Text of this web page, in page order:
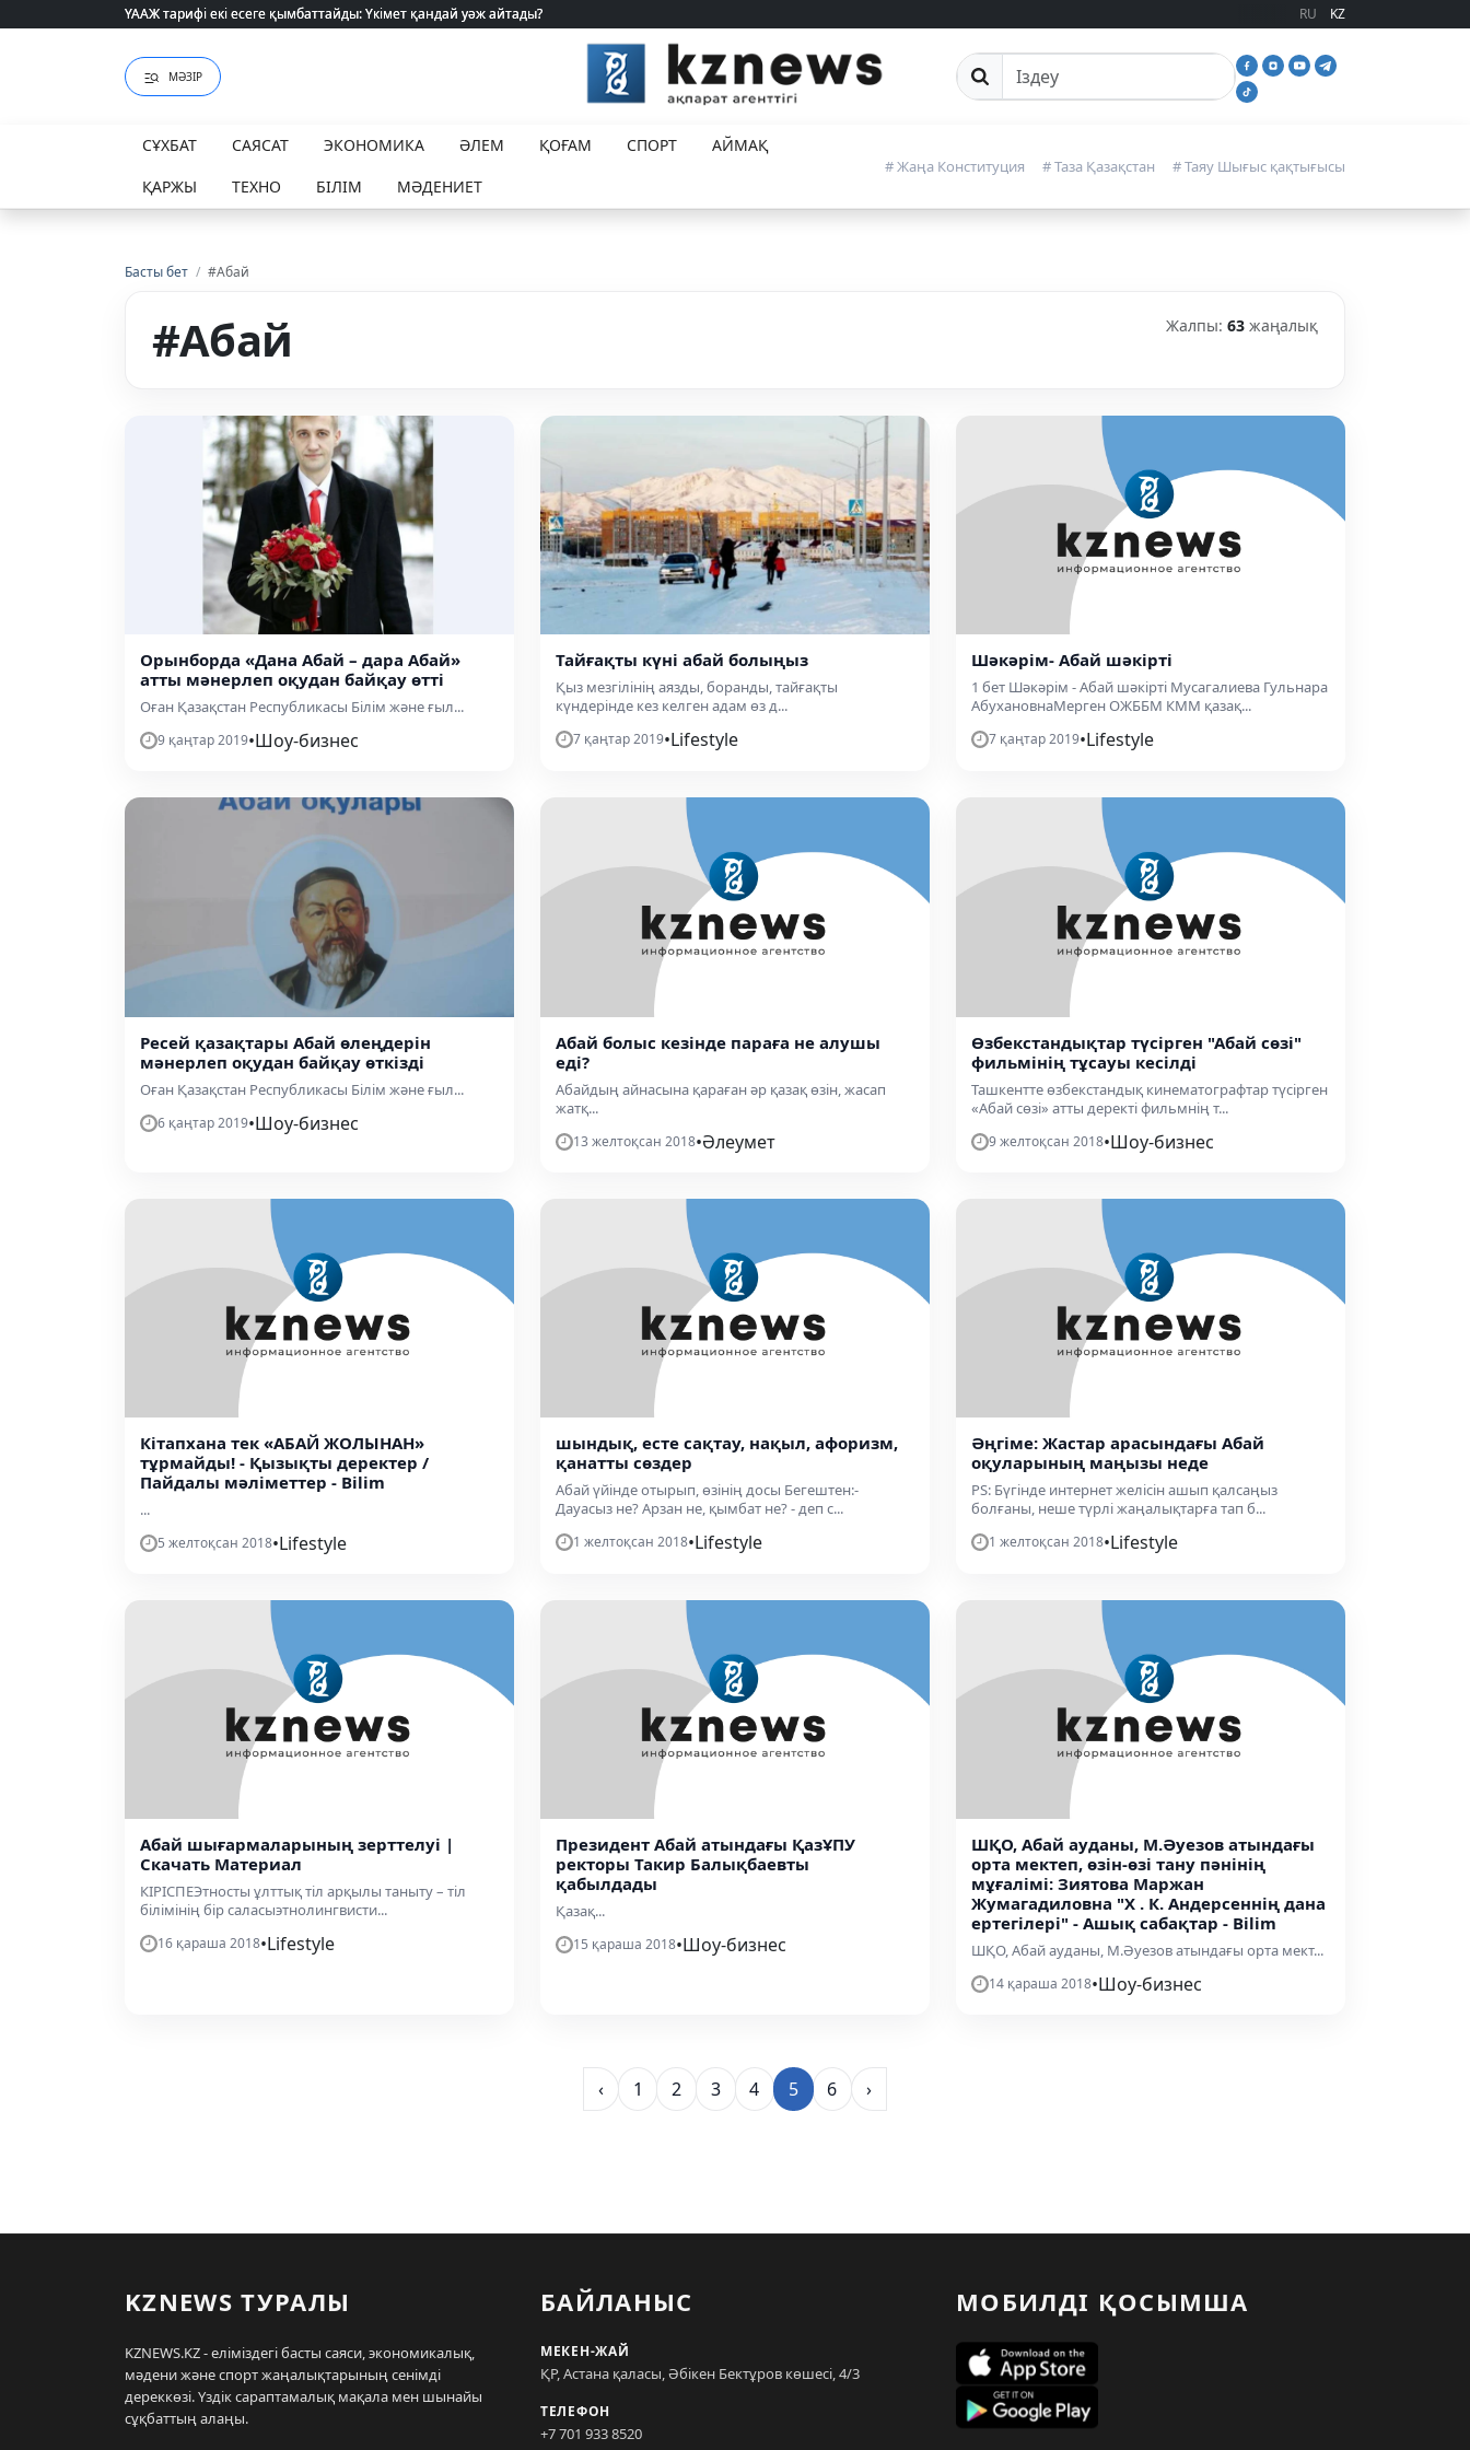
ҮААЖ тарифі екі есеге қымбаттайды: Үкімет қандай уәж айтады?
ҮААЖ тарифі екі есеге қымбаттайды: Үкімет қандай уәж айтады? RU KZ
МӘЗІР Сайттан іздеу
СҰХБАТ САЯСАТ ЭКОНОМИКА ӘЛЕМ ҚОҒАМ СПОРТ
АЙМАҚ
ҚАРЖЫ
ТЕХНО БІЛІМ МӘДЕНИЕТ
# Жаңа Конституция # Таза Қазақстан # Таяу Шығыс қақтығысы
Басты бет / #Абай
#Абай Жалпы: 63 жаңалық
Орынборда «Дана Абай – дара Абай»
атты мәнерлеп оқудан байқау өтті
Оған Қазақстан Республикасы Білім және ғыл...
9 қаңтар 2019•Шоу-бизнес
Тайғақты күні абай болыңыз
Қыз мезгілінің аязды, боранды, тайғақты
күндерінде кез келген адам өз д...
7 қаңтар 2019•Lifestyle
Шәкәрім- Абай шәкірті
1 бет Шəкəрім - Абай шəкірті Мусагалиева Гульнара
АбухановнаМерген ОЖББМ КММ қазақ...
7 қаңтар 2019•Lifestyle
Ресей қазақтары Абай өлеңдерін
мәнерлеп оқудан байқау өткізді
Оған Қазақстан Республикасы Білім және ғыл...
6 қаңтар 2019•Шоу-бизнес
Абай болыс кезінде параға не алушы
еді?
Абайдың айнасына қараған әр қазақ өзін, жасап
жатқ...
13 желтоқсан 2018•Әлеумет
Өзбекстандықтар түсірген "Абай сөзі"
фильмінің тұсауы кесілді
Ташкентте өзбекстандық кинематографтар түсірген
«Абай сөзі» атты деректі фильмнің т...
9 желтоқсан 2018•Шоу-бизнес
Кітапхана тек «АБАЙ ЖОЛЫНАН»
тұрмайды! - Қызықты деректер /
Пайдалы мәліметтер - Bilim
...
5 желтоқсан 2018•Lifestyle
шындық, есте сақтау, нақыл, афоризм,
қанатты сөздер
Абай үйінде отырып, өзінің досы Бегештен:-
Дауасыз не? Арзан не, қымбат не? - деп с...
1 желтоқсан 2018•Lifestyle
Әңгіме: Жастар арасындағы Абай
оқуларының маңызы неде
PS: Бүгінде интернет желісін ашып қалсаңыз
болғаны, неше түрлі жаңалықтарға тап б...
1 желтоқсан 2018•Lifestyle
Абай шығармаларының зерттелуі |
Скачать Материал
КІРІСПЕЭтносты ұлттық тіл арқылы таныту – тіл
білімінің бір саласыэтнолингвисти...
16 қараша 2018•Lifestyle
Президент Абай атындағы ҚазҰПУ
ректоры Такир Балықбаевты
қабылдады
Қазақ...
15 қараша 2018•Шоу-бизнес
ШҚО, Абай ауданы, М.Әуезов атындағы
орта мектеп, өзін-өзі тану пәнінің
мұғалімі: Зиятова Маржан
Жумагадиловна "Х . К. Андерсеннің дана
ертегілері" - Ашық сабақтар - Bilim
ШҚО, Абай ауданы, М.Әуезов атындағы орта мект...
14 қараша 2018•Шоу-бизнес
‹ 1 2 3 4 5 6 ›
KZNEWS ТУРАЛЫ
KZNEWS.KZ - еліміздегі басты саяси, экономикалық,
мәдени және спорт жаңалықтарының сенімді
дереккөзі. Үздік сараптамалық мақала мен шынайы
сұқбаттың алаңы.
БАЙЛАНЫС
МЕКЕН-ЖАЙ
ҚР, Астана қаласы, Әбікен Бектұров көшесі, 4/3
ТЕЛЕФОН
+7 701 933 8520
МОБИЛДІ ҚОСЫМША